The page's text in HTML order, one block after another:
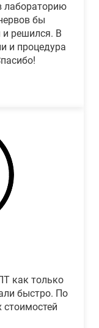
лабораторию
бы
и решился. В
и процедура
как только
быстро. По
стоимостей